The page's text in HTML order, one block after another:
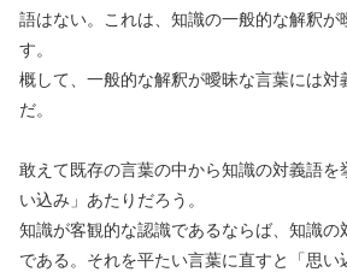
語はない。これは、知識の一般的な解釈が
す。
概して、一般的な解釈が曖昧な言葉には対
だ。
敢えて既存の言葉の中から知識の対義語を
い込み」あたりだろう。
知識が客観的な認識であるならば、知識の
である。それを平たい言葉に直すと「思い